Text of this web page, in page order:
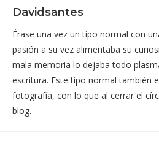
Davidsantes
Érase una vez un tipo normal con
pasión a su vez alimentaba su
mala memoria lo dejaba todo
escritura. Este tipo normal también
fotografía, con lo que al cerrar el
blog.